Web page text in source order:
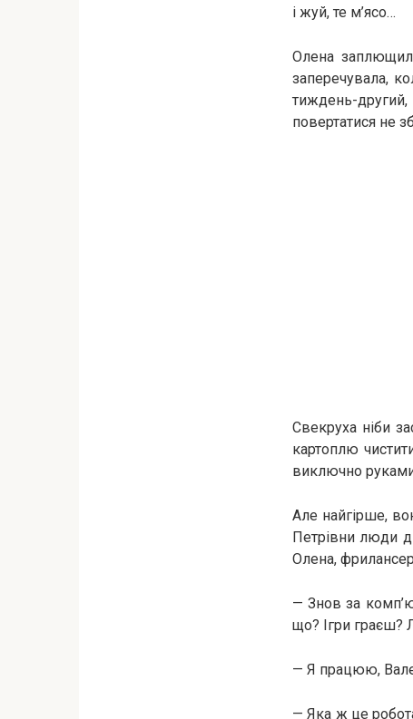
і жуй, те м’ясо…
Олена
заперечувала,
тиждень-
повертатися не
Свекруха ніби
картоплю
виключно
Але найгірше,
Петрівни люди
Олена,
— Знов за
що? Ігри граєш?
— Я працюю,
— Яка ж це